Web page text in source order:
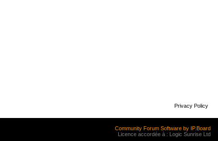
Privacy Policy
Community Forum Software by IP.Board
Licence accordée à : Logic Sunrise Ltd